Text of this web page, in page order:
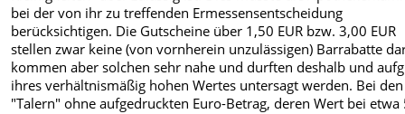
bei der von ihr zu treffenden Ermessensentscheidung
berücksichtigen. Die Gutscheine über 1,50 EUR bzw. 3,00 EUR
stellen zwar keine (von vornherein unzulässigen) Barrabatte
kommen aber solchen sehr nahe und durften deshalb und
ihres verhältnismäßig hohen Wertes untersagt werden. Bei den
"Talern" ohne aufgedruckten Euro-Betrag, deren Wert bei etwa